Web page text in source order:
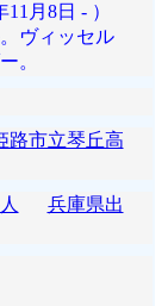
月8日 - ）
ヴィッセル
。
路市立琴丘高
兵庫県出